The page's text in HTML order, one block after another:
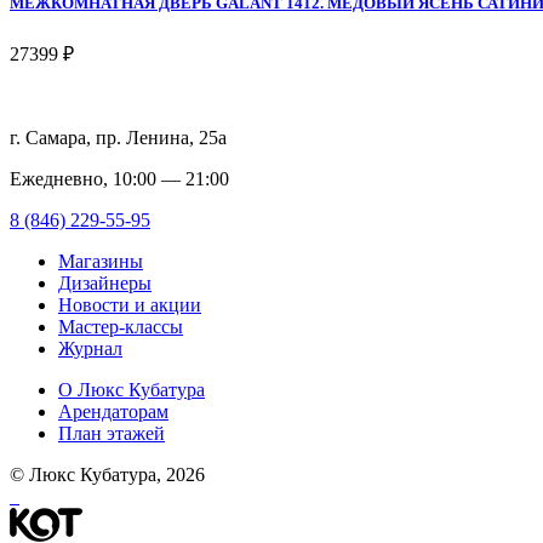
27399 ₽
г. Самара, пр. Ленина, 25а
Ежедневно, 10:00 — 21:00
8 (846) 229-55-95
Магазины
Дизайнеры
Новости и акции
Мастер-классы
Журнал
О Люкс Кубатура
Арендаторам
План этажей
© Люкс Кубатура, 2026